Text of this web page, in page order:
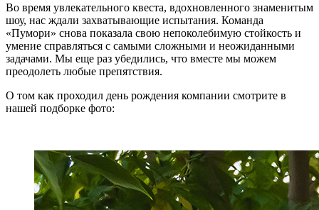
Во время увлекательного квеста, вдохновленного знаменитым
шоу, нас ждали захватывающие испытания. Команда
«Пумори» снова показала свою непоколебимую стойкость и
умение справляться с самыми сложными и неожиданными
задачами. Мы еще раз убедились, что вместе мы можем
преодолеть любые препятствия.
О том как проходил день рождения компании смотрите в
нашей подборке фото: